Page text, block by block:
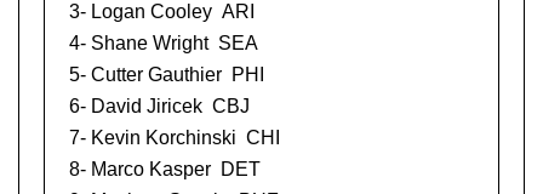
3- Logan Cooley ARI
4- Shane Wright SEA
5- Cutter Gauthier PHI
6- David Jiricek CBJ
7- Kevin Korchinski CHI
8- Marco Kasper DET